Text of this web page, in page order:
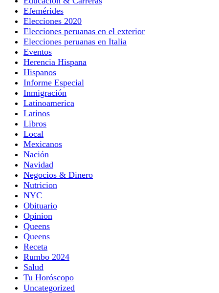
Efemérides
Elecciones 2020
Elecciones peruanas en el exterior
Elecciones peruanas en Italia
Eventos
Herencia Hispana
Hispanos
Informe Especial
Inmigración
Latinoamerica
Latinos
Libros
Local
Mexicanos
Nación
Navidad
Negocios & Dinero
Nutricion
NYC
Obituario
Opinion
Queens
Queens
Receta
Rumbo 2024
Salud
Tu Horóscopo
Uncategorized